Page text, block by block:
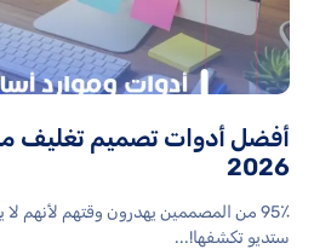
أفضل أدوات تصميم تغليف
2026
95٪ من المصممين يهدرون وقتهم لأنهم
ستديو تكشفها!...